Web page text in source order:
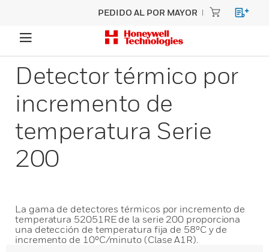
PEDIDO AL POR MAYOR
Detector térmico por
incremento de
temperatura Serie
200
La gama de detectores térmicos por incremento de
temperatura 52051RE de la serie 200 proporciona
una detección de temperatura fija de 58⁰C y de
incremento de 10⁰C/minuto (Clase A1R).